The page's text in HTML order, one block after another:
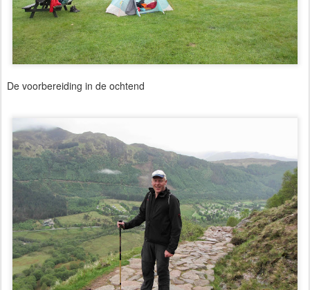
De voorbereiding in de ochtend